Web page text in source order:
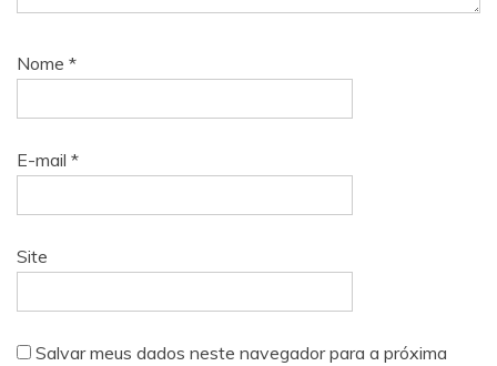
Nome *
E-mail *
Site
Salvar meus dados neste navegador para a próxima